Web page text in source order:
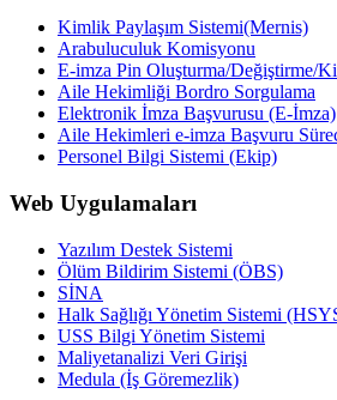
Kimlik Paylaşım Sistemi(Mernis)
Arabuluculuk Komisyonu
E-imza Pin Oluşturma/Değiştirme/
Aile Hekimliği Bordro Sorgulama
Elektronik İmza Başvurusu (E-İmza)
Aile Hekimleri e-imza Başvuru
Personel Bilgi Sistemi (Ekip)
Web Uygulamaları
Yazılım Destek Sistemi
Ölüm Bildirim Sistemi (ÖBS)
SİNA
Halk Sağlığı Yönetim Sistemi
USS Bilgi Yönetim Sistemi
Maliyetanalizi Veri Girişi
Medula (İş Göremezlik)